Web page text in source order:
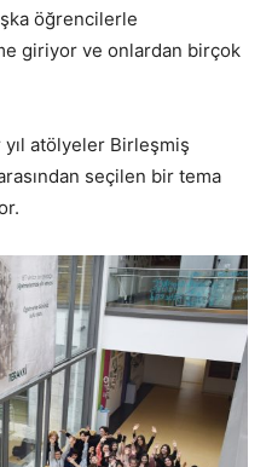
öğrencilerle
giriyor ve onlardan birçok
atölyeler Birleşmiş
seçilen bir tema